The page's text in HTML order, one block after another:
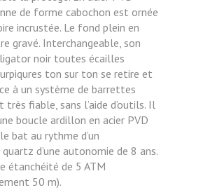
de forme cabochon est ornée
incrustée. Le fond plein en
gravé. Interchangeable, son
noir toutes écailles
ton sur ton se retire et
à un système de barrettes
fiable, sans l’aide d’outils. Il
boucle ardillon en acier PVD
bat au rythme d’un
d’une autonomie de 8 ans.
étanchéité de 5 ATM
50 m).